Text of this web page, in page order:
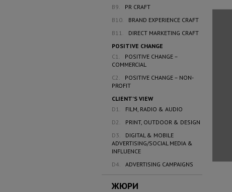
B9.
PR CRAFT
B10.
BRAND EXPERIENCE CRAFT
B11.
DIRECT MARKETING CRAFT
POSITIVE CHANGE
C1.
POSITIVE CHANGE –
COMMERCIAL
C2.
POSITIVE CHANGE – NON-
PROFIT
CLIENT'S VIEW
D1.
FILM, RADIO & AUDIO
D2.
PRINT, OUTDOOR & DESIGN
D3.
DIGITAL & MOBILE
ADVERTISING/SOCIAL MEDIA &
INFLUENCE
D4.
ADVERTISING CAMPAIGNS
ЖЮРИ